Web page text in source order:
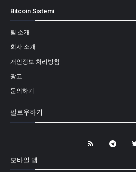
Bitcoin Sistemi
팀 소개
회사 소개
개인정보 처리방침
광고
문의하기
팔로우하기
모바일 앱